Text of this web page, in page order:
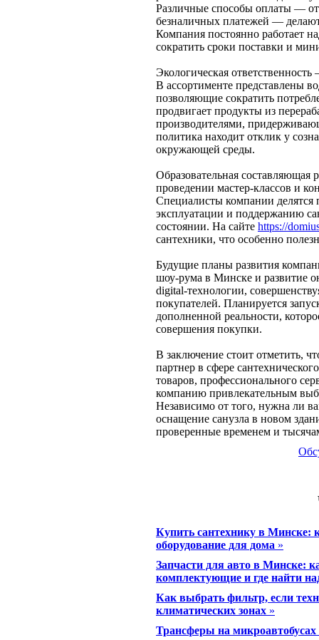
Различные способы оплаты — от
безналичных платежей —
Компания постоянно работает
сократить сроки поставки и
Экологическая
В ассортименте представлены
позволяющие сократить
продвигает продукты из
производителями,
политика находит отклик у
окружающей среды.
Образовательная составляющая
проведении мастер-классов и
Специалисты компании
эксплуатации и поддержанию
состоянии. На сайте https://
сантехники, что особенно
Будущие планы развития
шоу-рума в Минске и развитие
digital-технологии,
покупателей. Планируется
дополненной реальности,
совершения покупки.
В заключение стоит отметить,
партнер в сфере
товаров, профессионального
компанию привлекательным
Независимо от того, нужна ли
оснащение санузла в новом
проверенные временем и
Купить сантехнику в Минске:
оборудование для дома »
Запчасти для авто в Минске:
комплектующие и где найти
Как выбрать фильтр, если
климатических зонах »
Трансферы на